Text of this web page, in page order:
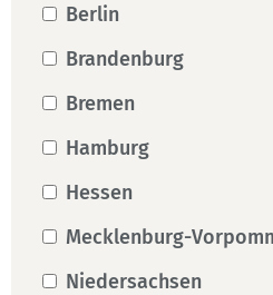
Berlin
Brandenburg
Bremen
Hamburg
Hessen
Mecklenburg-
Niedersachsen